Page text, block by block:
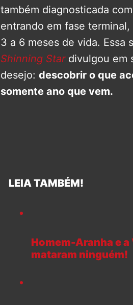
também diagnosticada
entrando em fase
3 a 6 meses de vida. Essa
Shinning Stardivulgou em
desejo: descobrir o que
somente ano que vem.
LEIA TAMBÉM!
Homem-Aranha e
mataram ninguém!